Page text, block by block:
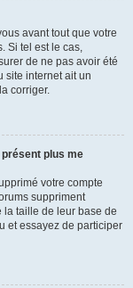
avant tout que votre
Si tel est le cas,
de ne pas avoir été
site internet ait un
corriger.
plus me
votre compte
suppriment
taille de leur base de
et essayez de participer